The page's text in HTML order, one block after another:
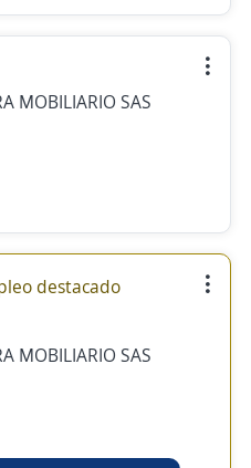
MOBILIARIO SAS
destacado
MOBILIARIO SAS